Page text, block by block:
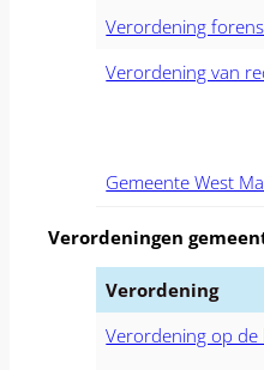
Verordening
Verordening van
Gemeente West
Verordeningen
Verordening
Verordening op de